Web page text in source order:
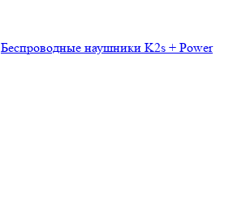
Беспроводные наушники K2s + Power